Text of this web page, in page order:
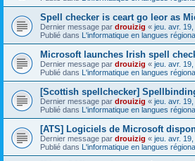
Spell checker is ceart go leor as
Dernier message par drouizig « jeu. avr.
Publié dans L'informatique en langues
Microsoft launches Irish spell
Dernier message par drouizig « jeu. avr.
Publié dans L'informatique en langues
[Scottish spellchecker]
Dernier message par drouizig « jeu. avr.
Publié dans L'informatique en langues
[ATS] Logiciels de Microsoft
Dernier message par drouizig « jeu. avr.
Publié dans L'informatique en langues